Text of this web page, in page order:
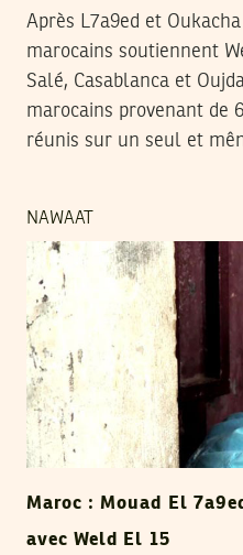
Après L7a9ed et
marocains soutiennent
Salé, Casablanca et
marocains provenant de
réunis sur un seul et
NAWAAT
Maroc : Mouad El
avec Weld El 15